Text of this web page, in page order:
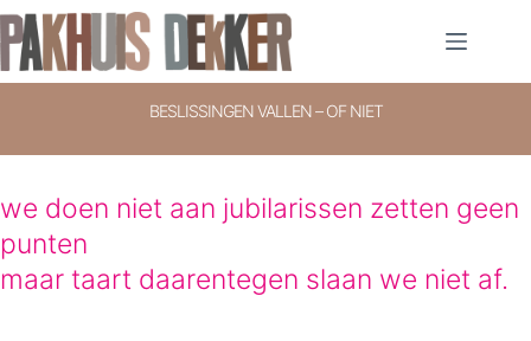
naar
de
inhoud
BESLISSINGEN VALLEN – OF NIET
we doen niet aan jubilarissen zetten geen
punten
maar taart daarentegen slaan we niet af.